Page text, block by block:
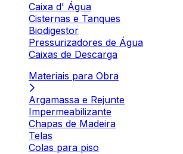
Caixa d' Água
Cisternas e Tanques
Biodigestor
Pressurizadores de Água
Caixas de Descarga
Materiais para Obra
Argamassa e Rejunte
Impermeabilizante
Chapas de Madeira
Telas
Colas para piso